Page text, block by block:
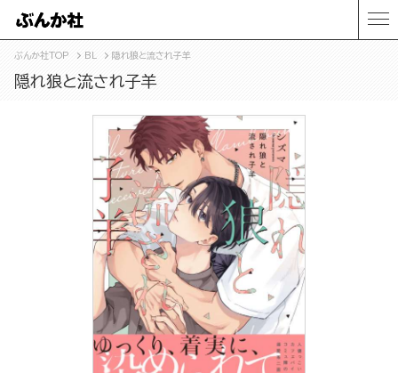
ぶんか社TOP BL 隠れ狼と流され子羊
隠れ狼と流され子羊